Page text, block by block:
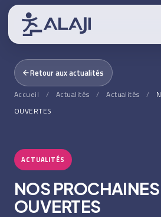
Retour aux actualités
Accueil / Actualités / Actualités /
OUVERTES
ACTUALITÉS
NOS
OUVERTES